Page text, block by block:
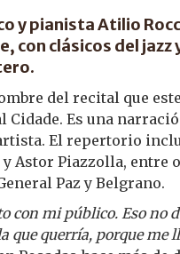
y pianista Atilio
con clásicos del
del recital que
Es una
El repertorio
Astor Piazzolla, entre
Paz y Belgrano.
con mi público. Eso no
que querría, porque me